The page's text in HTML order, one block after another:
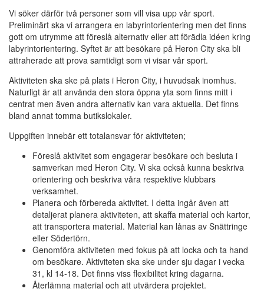
Vi söker därför två personer som vill visa upp vår sport.
Preliminärt ska vi arrangera en labyrintorientering men det finns
gott om utrymme att föreslå alternativ eller att förädla idéen kring
labyrintorientering. Syftet är att besökare på Heron City ska bli
attraherade att prova samtidigt som vi visar vår sport.
Aktiviteten ska ske på plats i Heron City, i huvudsak inomhus.
Naturligt är att använda den stora öppna yta som finns mitt i
centrat men även andra alternativ kan vara aktuella. Det finns
bland annat tomma butikslokaler.
Uppgiften innebär ett totalansvar för aktiviteten;
Föreslå aktivitet som engagerar besökare och besluta i
samverkan med Heron City. Vi ska också kunna beskriva
orientering och beskriva våra respektive klubbars
verksamhet.
Planera och förbereda aktivitet. I detta ingår även att
detaljerat planera aktiviteten, att skaffa material och kartor,
att transportera material. Material kan lånas av Snättringe
eller Södertörn.
Genomföra aktiviteten med fokus på att locka och ta hand
om besökare. Aktiviteten ska ske under sju dagar i vecka
31, kl 14-18. Det finns viss flexibilitet kring dagarna.
Återlämna material och att utvärdera projektet.